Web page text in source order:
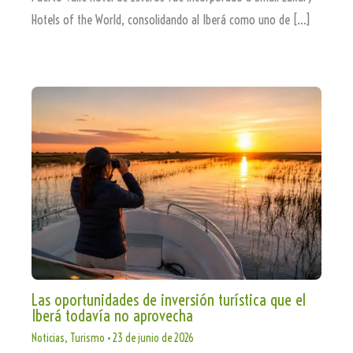
Hotels of the World, consolidando al Iberá como uno de […]
Las oportunidades de inversión turística que el
Iberá todavía no aprovecha
Noticias, Turismo •23 de junio de 2026